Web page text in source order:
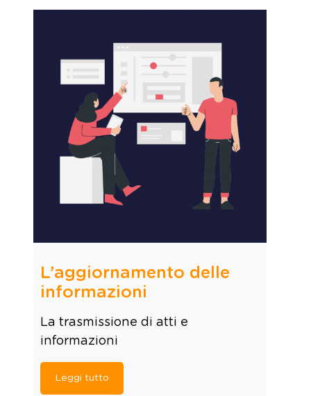
L’aggiornamento delle
informazioni
La trasmissione di atti e
informazioni
Leggi tutto